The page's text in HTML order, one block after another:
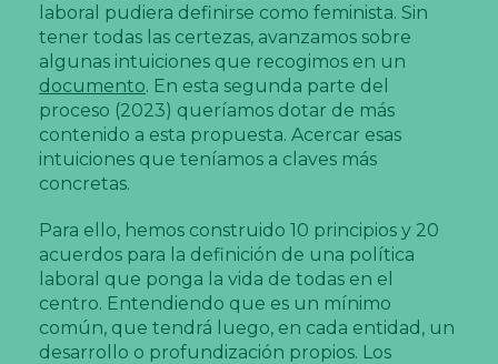
laboral pudiera definirse como feminista. Sin
tener todas las certezas, avanzamos sobre
algunas intuiciones que recogimos en un
documento. En esta segunda parte del
proceso (2023) queríamos dotar de más
contenido a esta propuesta. Acercar esas
intuiciones que teníamos a claves más
concretas.
Para ello, hemos construido 10 principios y 20
acuerdos para la definición de una política
laboral que ponga la vida de todas en el
centro. Entendiendo que es un mínimo
común, que tendrá luego, en cada entidad, un
desarrollo o profundización propios. Los